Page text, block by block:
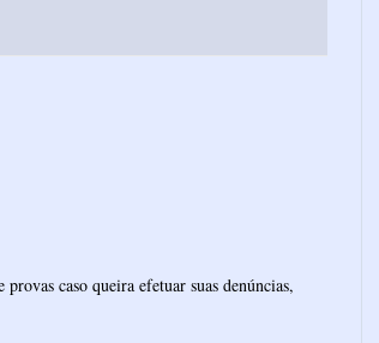
caso queira efetuar suas denúncias,